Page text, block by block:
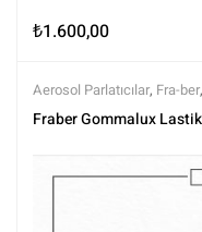
₺1.600,00
Aerosol Parlatıcılar, Fra-ber,
Markalar,Tüm Ürünler ,
Fraber Gommalux